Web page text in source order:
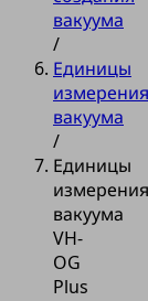
вакуума
/
Единицы
измерения
вакуума
/
Единицы
измерения
вакуума
VH-
OG
Plus